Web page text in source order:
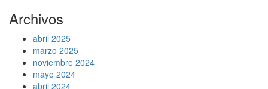
Archivos
abril 2025
marzo 2025
noviembre 2024
mayo 2024
abril 2024